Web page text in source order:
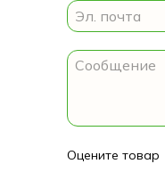
Оцените товар